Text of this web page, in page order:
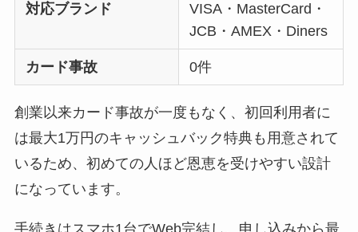
対応ブランド
VISA・MasterCard・
JCB・AMEX・Diners
カード事故 0件
創業以来カード事故が一度もなく、初回利用者に
は最大1万円のキャッシュバック特典も用意されて
いるため、初めての人ほど恩恵を受けやすい設計
になっています。